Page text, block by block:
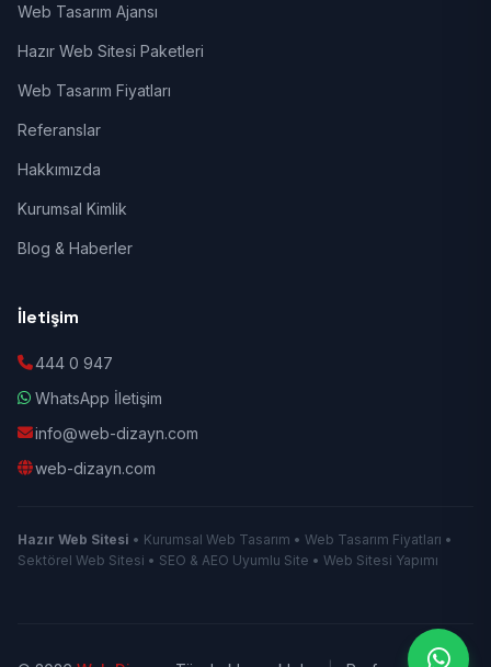
Web Tasarım Ajansı
Hazır Web Sitesi Paketleri
Web Tasarım Fiyatları
Referanslar
Hakkımızda
Kurumsal Kimlik
Blog & Haberler
İletişim
444 0 947
WhatsApp İletişim
info@web-dizayn.com
web-dizayn.com
Hazır Web Sitesi • Kurumsal Web Tasarım • Web Tasarım Fiyatları •
Sektörel Web Sitesi • SEO & AEO Uyumlu Site • Web Sitesi Yapımı